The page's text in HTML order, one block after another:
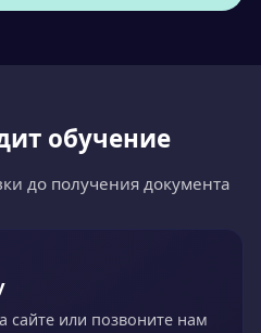
обучение
до получения документа
сайте или позвоните нам